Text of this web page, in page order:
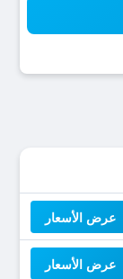
عرض الأسعار
عرض الأسعار